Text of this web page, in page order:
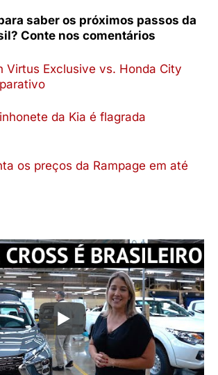
saber os próximos passos da
Conte nos comentários
Virtus Exclusive vs. Honda City
da Kia é flagrada
os preços da Rampage em até